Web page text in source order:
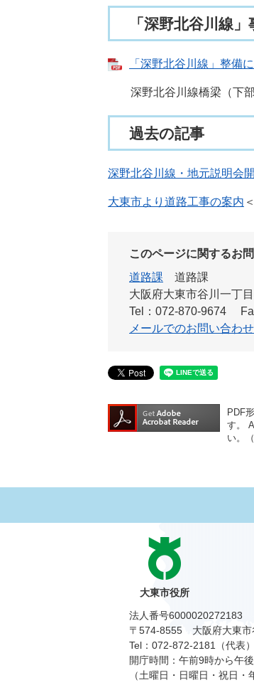
「深野北谷川線
「深野北谷川線」整備
深野北谷川線橋梁（下部
過去の記事
深野北谷川線・地元説明会
大東市より道路工事の案内
このページに関するお
道路課
道路課
大阪府大東市谷川一丁
Tel：072-870-9674
メールでのお問い合わ
PDF
す。
い。
大東市役所
法人番号6000020272183
〒574-8555 大阪府大東市
Tel：072-872-2181（代表）
開庁時間：午前9時から午
（土曜日・日曜日・祝日・